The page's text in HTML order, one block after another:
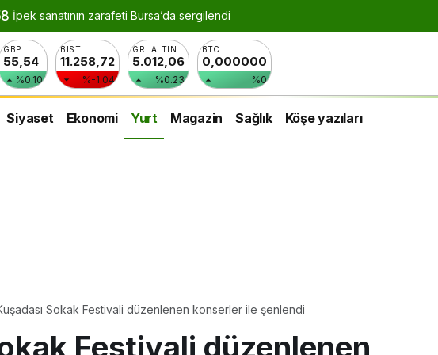
İpek sanatının zarafeti Bursa’da sergilendi
GBP
55,54
%0.10
BIST
11.258,72
%-1.04
GR. ALTIN
5.012,06
%0.23
BTC
0,000000
%0
Siyaset Ekonomi Yurt Magazin Sağlık Köşe yazıları
Sokak Festivali düzenlenen konserler ile şenlendi
Festivali düzenlenen